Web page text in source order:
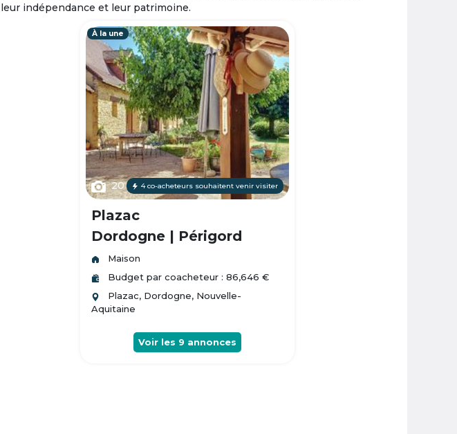
leur indépendance et leur patrimoine.
À la une
20 4 co-acheteurs souhaitent venir visiter
Plazac
Dordogne | Périgord
Maison
Budget par coacheteur : 86,646 €
Plazac, Dordogne, Nouvelle-
Aquitaine
Voir les 9 annonces